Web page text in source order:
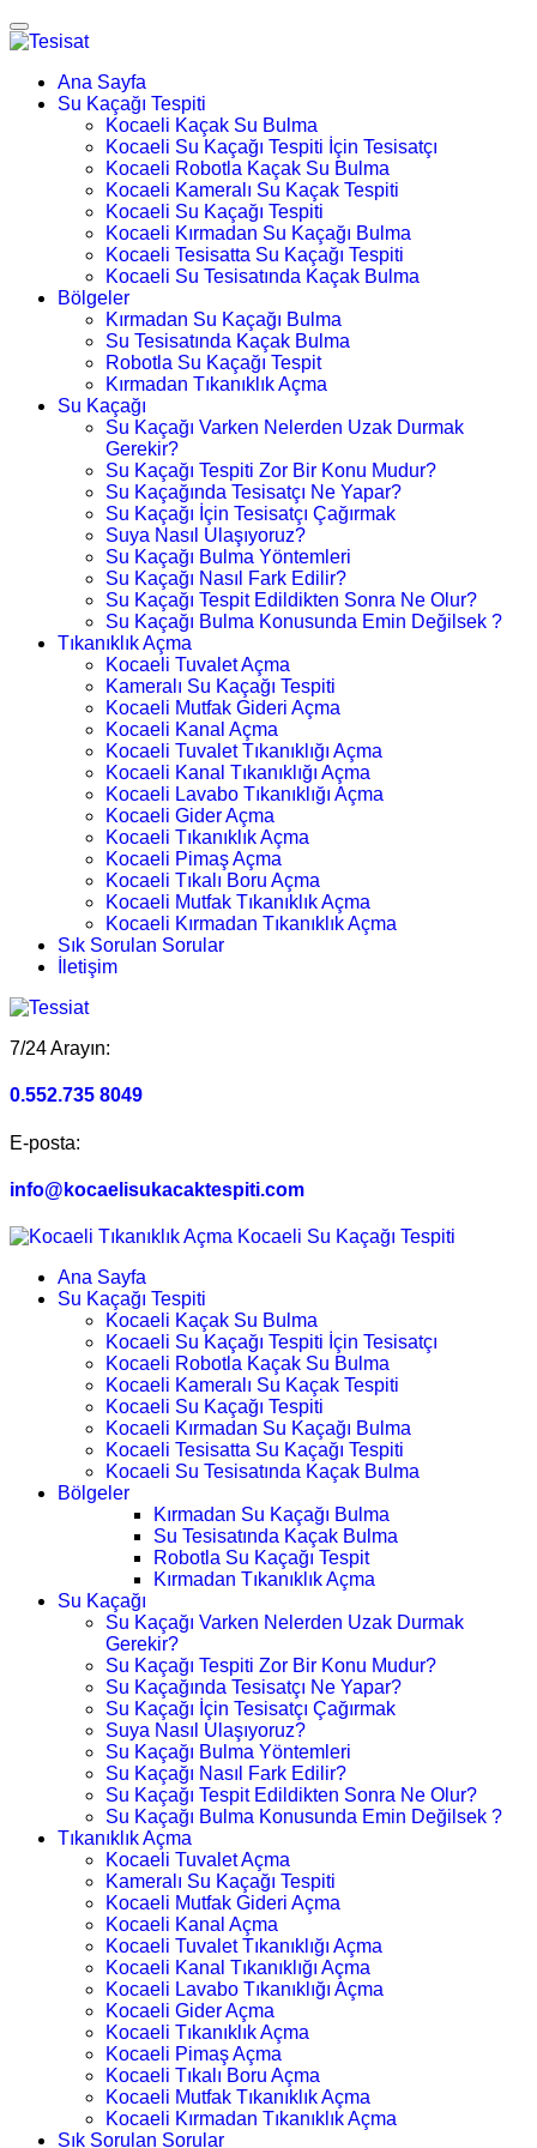
Ana Sayfa
Su Kaçağı Tespiti
Kocaeli Kaçak Su Bulma
Kocaeli Su Kaçağı Tespiti İçin Tesisatçı
Kocaeli Robotla Kaçak Su Bulma
Kocaeli Kameralı Su Kaçak Tespiti
Kocaeli Su Kaçağı Tespiti
Kocaeli Kırmadan Su Kaçağı Bulma
Kocaeli Tesisatta Su Kaçağı Tespiti
Kocaeli Su Tesisatında Kaçak Bulma
Bölgeler
Kırmadan Su Kaçağı Bulma
Su Tesisatında Kaçak Bulma
Robotla Su Kaçağı Tespit
Kırmadan Tıkanıklık Açma
Su Kaçağı
Su Kaçağı Varken Nelerden Uzak Durmak
Gerekir?
Su Kaçağı Tespiti Zor Bir Konu Mudur?
Su Kaçağında Tesisatçı Ne Yapar?
Su Kaçağı İçin Tesisatçı Çağırmak
Suya Nasıl Ulaşıyoruz?
Su Kaçağı Bulma Yöntemleri
Su Kaçağı Nasıl Fark Edilir?
Su Kaçağı Tespit Edildikten Sonra Ne Olur?
Su Kaçağı Bulma Konusunda Emin Değilsek ?
Tıkanıklık Açma
Kocaeli Tuvalet Açma
Kameralı Su Kaçağı Tespiti
Kocaeli Mutfak Gideri Açma
Kocaeli Kanal Açma
Kocaeli Tuvalet Tıkanıklığı Açma
Kocaeli Kanal Tıkanıklığı Açma
Kocaeli Lavabo Tıkanıklığı Açma
Kocaeli Gider Açma
Kocaeli Tıkanıklık Açma
Kocaeli Pimaş Açma
Kocaeli Tıkalı Boru Açma
Kocaeli Mutfak Tıkanıklık Açma
Kocaeli Kırmadan Tıkanıklık Açma
Sık Sorulan Sorular
İletişim
7/24 Arayın:
0.552.735 8049
E-posta:
info@kocaelisukacaktespiti.com
Ana Sayfa
Su Kaçağı Tespiti
Kocaeli Kaçak Su Bulma
Kocaeli Su Kaçağı Tespiti İçin Tesisatçı
Kocaeli Robotla Kaçak Su Bulma
Kocaeli Kameralı Su Kaçak Tespiti
Kocaeli Su Kaçağı Tespiti
Kocaeli Kırmadan Su Kaçağı Bulma
Kocaeli Tesisatta Su Kaçağı Tespiti
Kocaeli Su Tesisatında Kaçak Bulma
Bölgeler
Kırmadan Su Kaçağı Bulma
Su Tesisatında Kaçak Bulma
Robotla Su Kaçağı Tespit
Kırmadan Tıkanıklık Açma
Su Kaçağı
Su Kaçağı Varken Nelerden Uzak Durmak
Gerekir?
Su Kaçağı Tespiti Zor Bir Konu Mudur?
Su Kaçağında Tesisatçı Ne Yapar?
Su Kaçağı İçin Tesisatçı Çağırmak
Suya Nasıl Ulaşıyoruz?
Su Kaçağı Bulma Yöntemleri
Su Kaçağı Nasıl Fark Edilir?
Su Kaçağı Tespit Edildikten Sonra Ne Olur?
Su Kaçağı Bulma Konusunda Emin Değilsek ?
Tıkanıklık Açma
Kocaeli Tuvalet Açma
Kameralı Su Kaçağı Tespiti
Kocaeli Mutfak Gideri Açma
Kocaeli Kanal Açma
Kocaeli Tuvalet Tıkanıklığı Açma
Kocaeli Kanal Tıkanıklığı Açma
Kocaeli Lavabo Tıkanıklığı Açma
Kocaeli Gider Açma
Kocaeli Tıkanıklık Açma
Kocaeli Pimaş Açma
Kocaeli Tıkalı Boru Açma
Kocaeli Mutfak Tıkanıklık Açma
Kocaeli Kırmadan Tıkanıklık Açma
Sık Sorulan Sorular